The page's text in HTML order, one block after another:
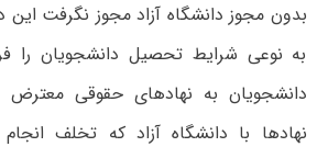
بدون مجوز دانشگاه آزاد مجوز نگرفت
به نوعی شرایط تحصیل دانشجویان را
دانشجویان به نهادهای حقوقی
نهادها با دانشگاه آزاد که تخلف